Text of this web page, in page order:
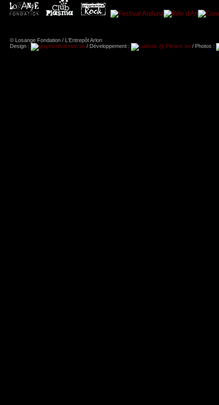
© Losange Fondation / L'Entrepôt Arlon
Design :
/ Développement : / Photos :